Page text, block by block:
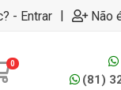
- Entrar | Não
0
(81)